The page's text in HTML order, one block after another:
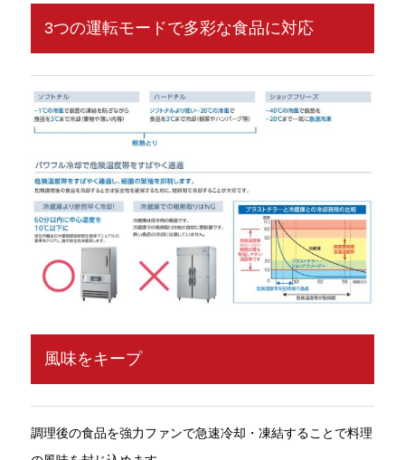
3つの運転モードで多彩な食品に対応
風味をキープ
調理後の食品を強力ファンで急速冷却・凍結することで料理